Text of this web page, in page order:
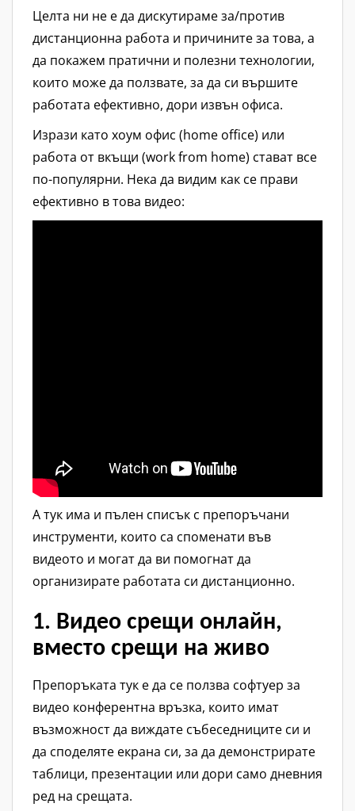
Целта ни не е да дискутираме за/против
дистанционна работа и причините за това, а
да покажем пратични и полезни технологии,
които може да ползвате, за да си вършите
работата ефективно, дори извън офиса.
Изрази като хоум офис (home office) или
работа от вкъщи (work from home) стават все
по-популярни. Нека да видим как се прави
ефективно в това видео:
А тук има и пълен списък с препоръчани
инструменти, които са споменати във
видеото и могат да ви помогнат да
организирате работата си дистанционно.
1. Видео срещи онлайн,
вместо срещи на живо
Препоръката тук е да се ползва софтуер за
видео конферентна връзка, които имат
възможност да виждате събеседниците си и
да споделяте екрана си, за да демонстрирате
таблици, презентации или дори само дневния
ред на срещата.